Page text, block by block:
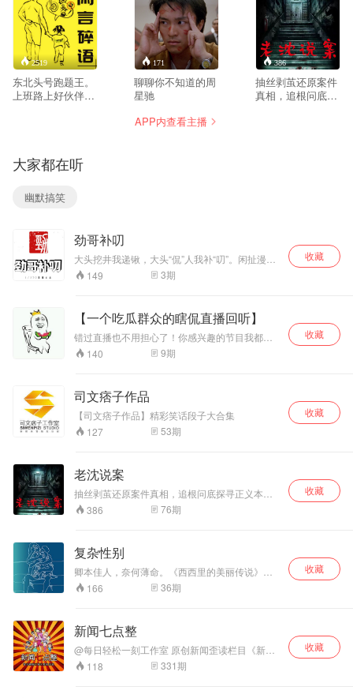
2519
东北头号跑题王。
上班路上好伙伴，
171
聊聊你不知道的周
星驰
386
抽丝剥茧还原案件
真相，追根问底探
APP内查看主播
大家都在听
幽默搞笑
劲哥补叨
大头挖井我递锹，大头“侃”人我补“叨”。闲扯漫
唠，说点儿大头侃剩下的，大家不知道的名人轶
事。啥也不图，就图个乐儿。
149 3期
收藏
【一个吃瓜群众的瞎侃直播回听】
错过直播也不用担心了！你感兴趣的节目我都帮
你收集起来了！直播时间周一到周三，还有周六
周天哟！欢迎前来调戏！
140 9期
收藏
司文痞子作品
【司文痞子作品】精彩笑话段子大合集
127
53期
收藏
老沈说案
抽丝剥茧还原案件真相，追根问底探寻正义本
源。386 76期
收藏
复杂性别
卿本佳人，奈何薄命。《西西里的美丽传说》里
男人把堕落的原因都归结于女主的美丽，却没有
人知道多少男人打着正义的旗帜逼近女人。——
166 36期
收藏
新闻七点整
@每日轻松一刻工作室 原创新闻歪读栏目《新闻
七点整》，网易新闻客户端轻松一刻频道首播，
微信公众号“网易每日轻松一刻”，欢迎广播电台加
118 331期
收藏